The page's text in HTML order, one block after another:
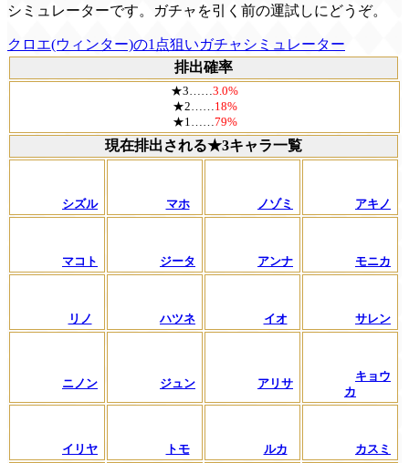
シミュレーターです。ガチャを引く前の運試しにどうぞ。
クロエ(ウィンター)の1点狙いガチャシミュレーター
排出確率
★3……3.0%
★2……18%
★1……79%
現在排出される★3キャラ一覧
シズル マホ ノゾミ アキノ
マコト ジータ アンナ モニカ
リノ ハツネ イオ サレン
ニノン ジュン アリサ
キョウ
カ
イリヤ トモ ルカ カスミ